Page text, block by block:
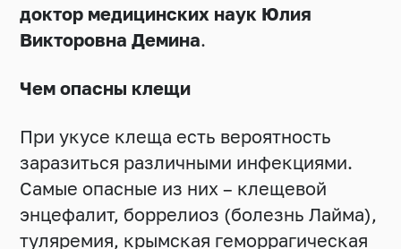
доктор медицинских наук Юлия
Викторовна Демина.
Чем опасны клещи
При укусе клеща есть вероятность
заразиться различными инфекциями.
Самые опасные из них – клещевой
энцефалит, боррелиоз (болезнь Лайма),
туляремия, крымская геморрагическая